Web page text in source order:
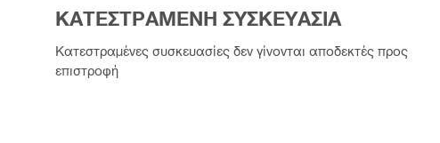
ΚΑΤΕΣΤΡΑΜΕΝΗ ΣΥΣΚΕΥΑΣΙΑ
Κατεστραμένες συσκευασίες δεν γίνονται αποδεκτές προς
επιστροφή